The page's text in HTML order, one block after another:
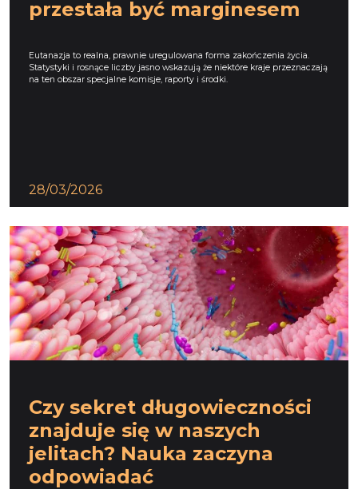
przestała być marginesem
Eutanazja to realna, prawnie uregulowana forma zakończenia życia.
Statystyki i rosnące liczby jasno wskazują że niektóre kraje przeznaczają
na ten obszar specjalne komisje, raporty i środki.
28/03/2026
Czy sekret długowieczności
znajduje się w naszych
jelitach? Nauka zaczyna
odpowiadać